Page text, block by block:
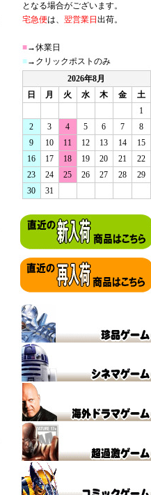
となる場合がございます。
宅急便は、 翌営業日 出荷。
■→休業日
■→クリックポストのみ
2026年8月
日
月 火 水 木 金
土
1
2
3 4 5 6 7
8
9
10 11 12 13 14
15
16
17 18 19 20 21
22
23
24 25 26 27 28
29
30
31